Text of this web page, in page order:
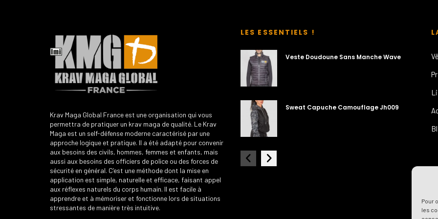
Pour
les
Krav Maga Global France est une organisation qui vous
permettra de pratiquer un krav maga de qualité. Le Krav
Maga est un self-défense moderne caractérisé par une
approche logique et pratique. Il a été adapté pour convenir
aux besoins des civils, hommes, femmes et enfants, mais
aussi aux besoins des officiers de police ou des forces de
sécurité en général. C’est une méthode dont la mise en
application est simple, naturelle et efficace, faisant appel
aux réflexes naturels du corps humain. Il est facile à
apprendre et à mémoriser et fonctionne lors de situations
stressantes de manière très intuitive.
LES ESSENTIELS !
Veste Doudoune Sans Manche Wave
Sweat Capuche Camouflage Jh009